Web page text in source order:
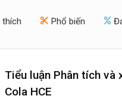
thích Phổ biến
Tiểu luận Phân tích và
Cola HCE